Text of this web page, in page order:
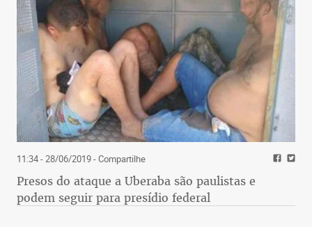
11:34 - 28/06/2019- Compartilhe
Presos do ataque a Uberaba são paulistas e
podem seguir para presídio federal